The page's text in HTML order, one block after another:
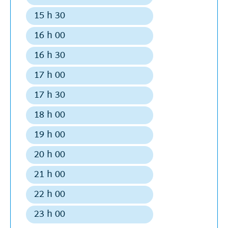
Régulier
15 h 30
Départ
Régulier
16 h 00
Départ
Régulier
16 h 30
Départ
Régulier
17 h 00
Départ
Régulier
17 h 30
Départ
Régulier
18 h 00
Départ
Régulier
19 h 00
Départ
Régulier
20 h 00
Départ
Régulier
21 h 00
Départ
Régulier
22 h 00
Départ
Régulier
23 h 00
Départ